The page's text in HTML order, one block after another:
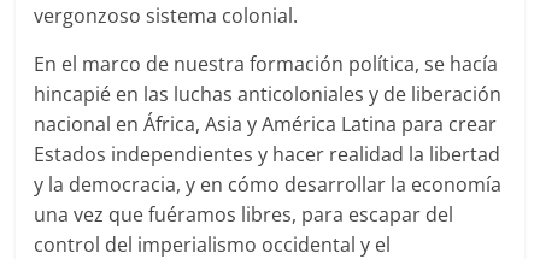
vergonzoso sistema colonial.
En el marco de nuestra formación política, se hacía
hincapié en las luchas anticoloniales y de liberación
nacional en África, Asia y América Latina para crear
Estados independientes y hacer realidad la libertad
y la democracia, y en cómo desarrollar la economía
una vez que fuéramos libres, para escapar del
control del imperialismo occidental y el